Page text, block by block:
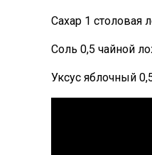
Сахар 1 столовая
Соль 0,5 чайной
Уксус яблочный